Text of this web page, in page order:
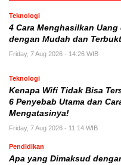
Teknologi
4 Cara Menghasilkan Uang
dengan Mudah dan
Friday, 7 Aug 2026 - 14:26 WIB
Teknologi
Kenapa Wifi Tidak Bisa
6 Penyebab Utama dan
Mengatasinya!
Friday, 7 Aug 2026 - 11:14 WIB
Pendidikan
Apa yang Dimaksud